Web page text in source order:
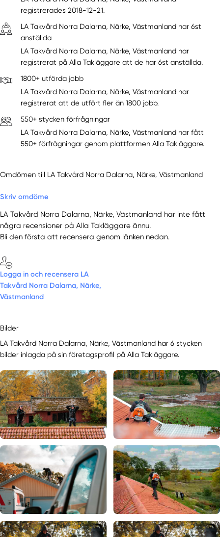
registrerades 2018-12-21.
LA Takvård Norra Dalarna, Närke, Västmanland har 6st
anställda
LA Takvård Norra Dalarna, Närke, Västmanland har
registrerat på Alla Takläggare att de har 6st anställda.
1800+ utförda jobb
LA Takvård Norra Dalarna, Närke, Västmanland har
registrerat att de utfört fler än 1800 jobb.
550+ stycken förfrågningar
LA Takvård Norra Dalarna, Närke, Västmanland har fått
550+ förfrågningar genom plattformen Alla Takläggare.
Omdömen till LA Takvård Norra Dalarna, Närke, Västmanland
Skriv omdöme
LA Takvård Norra Dalarna, Närke, Västmanland har inte fått
några recensioner på Alla Takläggare ännu.
Bli den första att recensera genom länken nedan.
Logga in och recensera LA
Takvård Norra Dalarna, Närke,
Västmanland
Bilder
LA Takvård Norra Dalarna, Närke, Västmanland har 6 stycken
bilder inlagda på sin företagsprofil på Alla Takläggare.